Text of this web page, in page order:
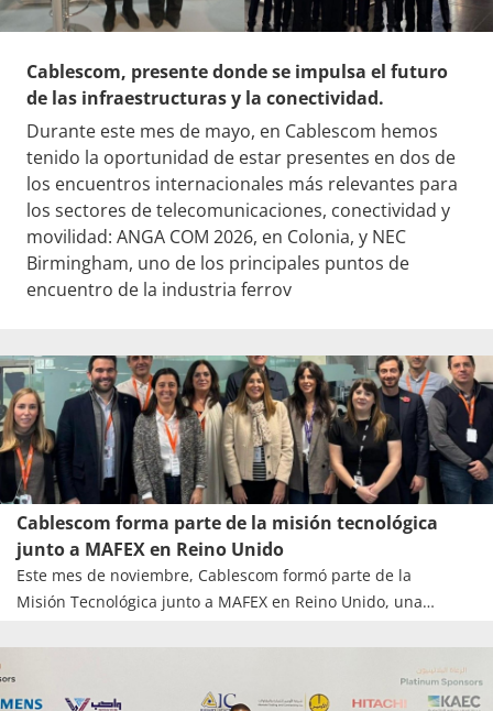
Cablescom, presente donde se impulsa el futuro
de las infraestructuras y la conectividad.
Durante este mes de mayo, en Cablescom hemos
tenido la oportunidad de estar presentes en dos de
los encuentros internacionales más relevantes para
los sectores de telecomunicaciones, conectividad y
movilidad: ANGA COM 2026, en Colonia, y NEC
Birmingham, uno de los principales puntos de
encuentro de la industria ferrov
Cablescom forma parte de la misión tecnológica
junto a MAFEX en Reino Unido
Este mes de noviembre, Cablescom formó parte de la
Misión Tecnológica junto a MAFEX en Reino Unido, una
innovadoras del sector ferroviario.